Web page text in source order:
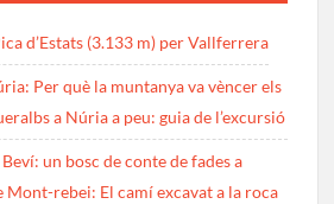
d’Estats (3.133 m) per Vallferrera
Per què la muntanya va vèncer els
a Núria a peu: guia de l’excursió
un bosc de conte de fades a
Mont-rebei: El camí excavat a la roca